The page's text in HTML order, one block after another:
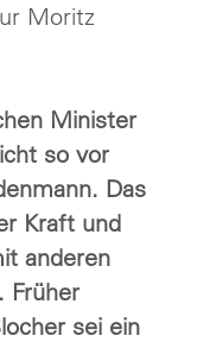
Moritz
Minister
so vor
Das
Kraft und
anderen
Früher
sei ein